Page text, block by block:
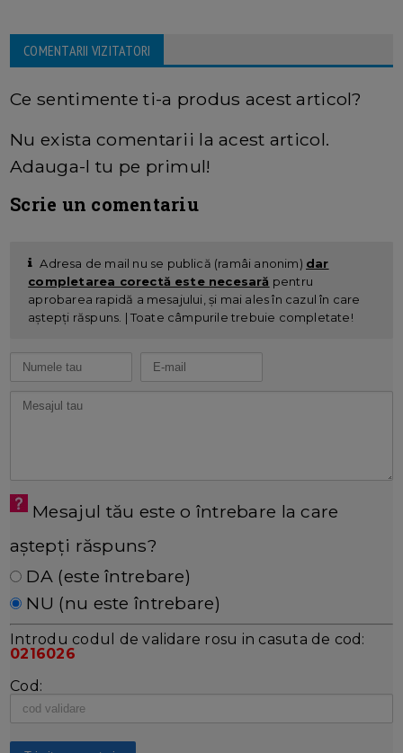
COMENTARII VIZITATORI
Ce sentimente ti-a produs acest articol?
Nu exista comentarii la acest articol.
Adauga-l tu pe primul!
Scrie un comentariu
Adresa de mail nu se publică (ramâi anonim) dar
completarea corectă este necesară pentru
aprobarea rapidă a mesajului, și mai ales în cazul în care
aștepți răspuns. | Toate câmpurile trebuie completate!
Mesajul tău este o întrebare la care
aștepți răspuns?
DA (este întrebare)
NU (nu este întrebare)
Introdu codul de validare rosu in casuta de cod:
0216026
Cod: